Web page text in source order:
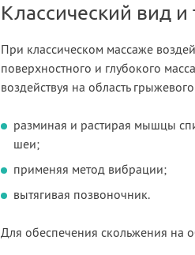
Классический вид
При классическом массаже
поверхностного и глубокого
воздействуя на область
разминая и растирая мышцы
шеи;
применяя метод вибрации;
вытягивая позвоночник.
Для обеспечения скольжения на